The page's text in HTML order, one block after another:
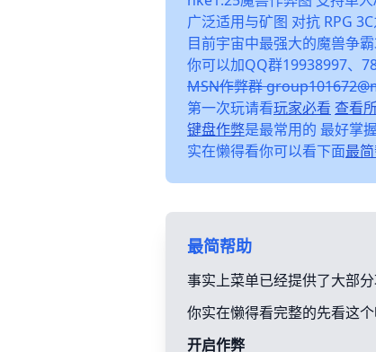
广泛适用与矿图 对抗 RPG
目前宇宙中最强大的魔兽争
你可以加QQ群19938997、
MSN作弊群
第一次玩请看玩家必看 查看
键盘作弊是最常用的 最好掌握
实在懒得看你可以看下面最
最简帮助
事实上菜单已经提供了大部
你实在懒得看完整的先看这
开启作弊